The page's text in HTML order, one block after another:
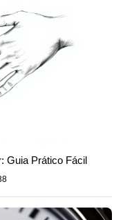
Guia Prático Fácil